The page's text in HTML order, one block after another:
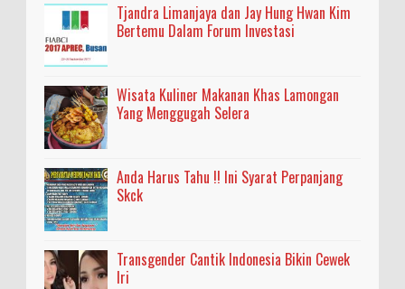
Tjandra Limanjaya dan Jay Hung Hwan Kim
Bertemu Dalam Forum Investasi
Wisata Kuliner Makanan Khas Lamongan
Yang Menggugah Selera
Anda Harus Tahu !! Ini Syarat Perpanjang
Skck
Transgender Cantik Indonesia Bikin Cewek
Iri